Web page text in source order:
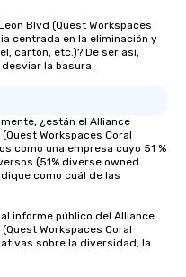
Blvd (Quest Workspaces
centrada en la eliminación y
cartón, etc.)? De ser así,
la basura.
¿están el Alliance
Workspaces Coral
como una empresa cuyo 51 %
(51% diverse owned
como cuál de las
informe público del Alliance
Workspaces Coral
sobre la diversidad, la